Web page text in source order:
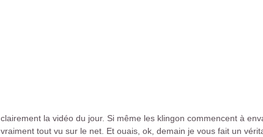
clairement la vidéo du jour. Si même les klingon commencent à
vraiment tout vu sur le net. Et ouais, ok, demain je vous fait un